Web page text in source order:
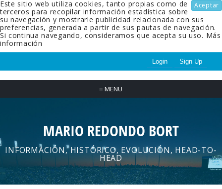
Aceptar
Este sitio web utiliza cookies, tanto propias como de
terceros para recopilar información estadística sobre
su navegación y mostrarle publicidad relacionada con sus
preferencias, generada a partir de sus pautas de navegación.
Si continua navegando, consideramos que acepta su uso. Más
información
Login Sign Up
≡ MENU
MARIO REDONDO BORT
INFORMACIÓN, HISTÓRICO, EVOLUCIÓN, HEAD-TO-
HEAD